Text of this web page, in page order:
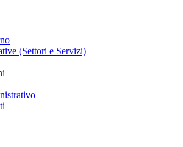
(Settori e Servizi)